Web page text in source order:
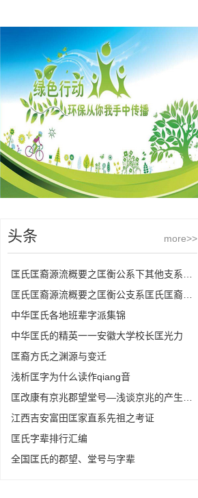
more>>
头条
中华匡氏各地班辈字派集锦
中华匡氏的精英一一安徽大学校长匡光力
匡裔方氏之渊源与变迁
浅析匡字为什么读作qiang音
江西吉安富田匡家直系先祖之考证
匡氏字辈排行汇编
全国匡氏的郡望、堂号与字辈